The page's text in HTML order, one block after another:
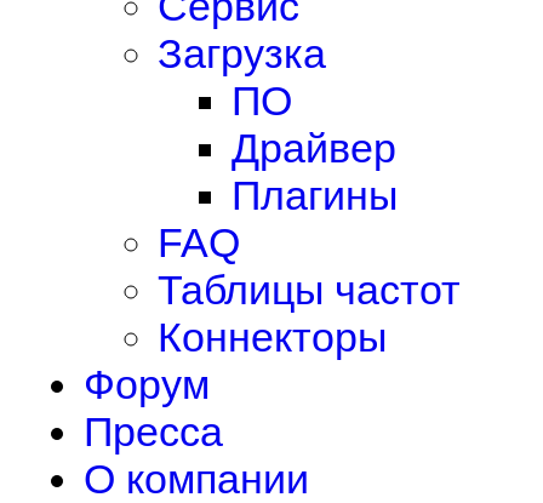
Загрузка
ПО
Драйвер
Плагины
FAQ
Таблицы частот
Коннекторы
Форум
Пресса
О компании